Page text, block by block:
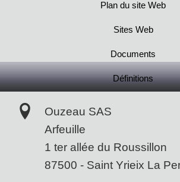
Plan du site Web
Sites Web
Documents
Définitions
Ouzeau SAS
Arfeuille
1 ter allée du Roussillon
87500 - Saint Yrieix La